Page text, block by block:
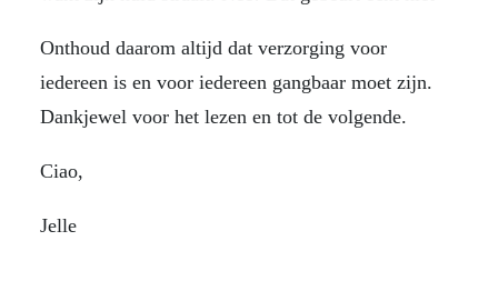
Onthoud daarom altijd dat verzorging voor
iedereen is en voor iedereen gangbaar moet zijn.
Dankjewel voor het lezen en tot de volgende.
Ciao,
Jelle